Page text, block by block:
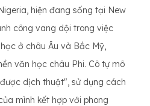
hiện đang sống tại New
công vang dội trong việc
ở châu Âu và Bắc Mỹ,
văn học châu Phi. Cô tự mô
dịch thuật", sử dụng cách
mình kết hợp với phong